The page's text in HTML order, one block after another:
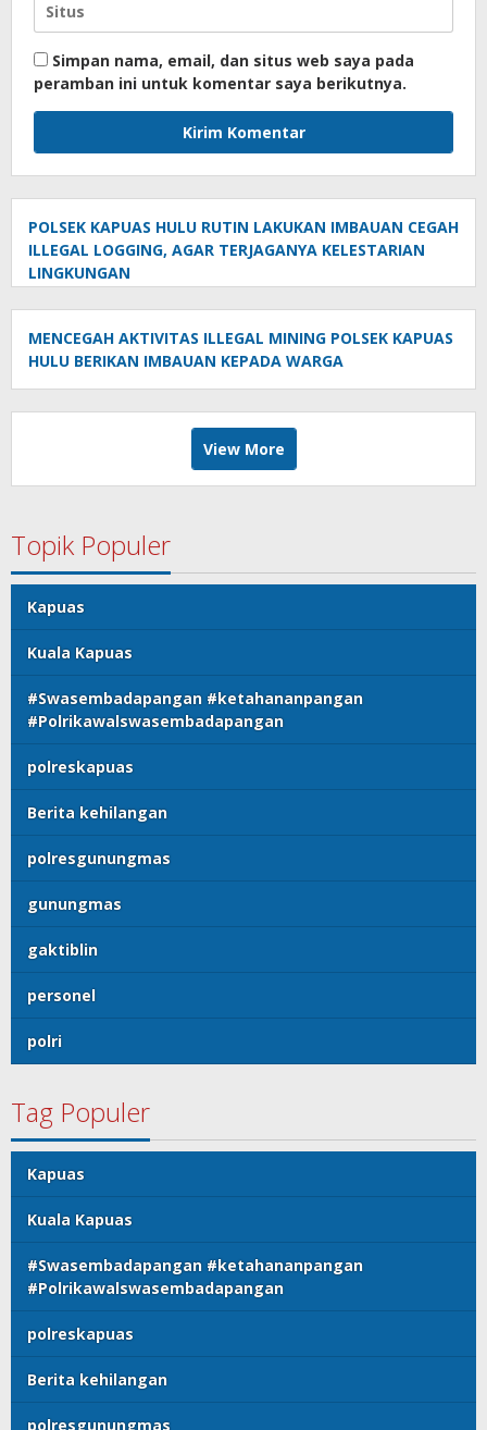
Simpan nama, email, dan situs web saya pada
peramban ini untuk komentar saya berikutnya.
POLSEK KAPUAS HULU RUTIN LAKUKAN IMBAUAN CEGAH
ILLEGAL LOGGING, AGAR TERJAGANYA KELESTARIAN
LINGKUNGAN
MENCEGAH AKTIVITAS ILLEGAL MINING POLSEK KAPUAS
HULU BERIKAN IMBAUAN KEPADA WARGA
View More
Topik Populer
Kapuas
Kuala Kapuas
#Swasembadapangan #ketahananpangan
#Polrikawalswasembadapangan
polreskapuas
Berita kehilangan
polresgunungmas
gunungmas
gaktiblin
personel
polri
Tag Populer
Kapuas
Kuala Kapuas
#Swasembadapangan #ketahananpangan
#Polrikawalswasembadapangan
polreskapuas
Berita kehilangan
polresgunungmas